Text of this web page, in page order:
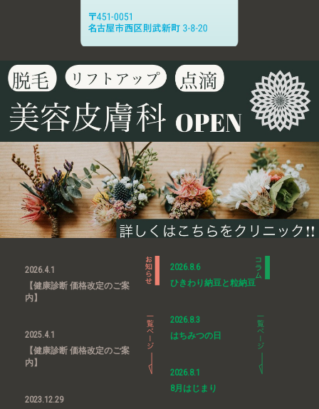
2026.4.1
【健康診断 価格改定のご案
内】
2025.4.1
【健康診断 価格改定のご案
内】
2023.12.29
2026.8.6
ひきわり納豆と粒納豆
2026.8.3
はちみつの日
2026.8.1
8月はじまり